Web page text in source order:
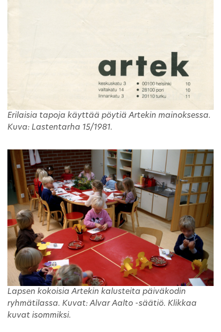
Erilaisia tapoja käyttää pöytiä Artekin mainoksessa.
Kuva: Lastentarha 15/1981.
Lapsen kokoisia Artekin kalusteita päiväkodin
ryhmätilassa. Kuvat: Alvar Aalto -säätiö. Klikkaa
kuvat isommiksi.